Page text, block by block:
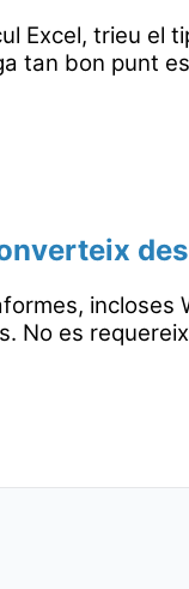
Excel, trieu el
tan bon punt
No es